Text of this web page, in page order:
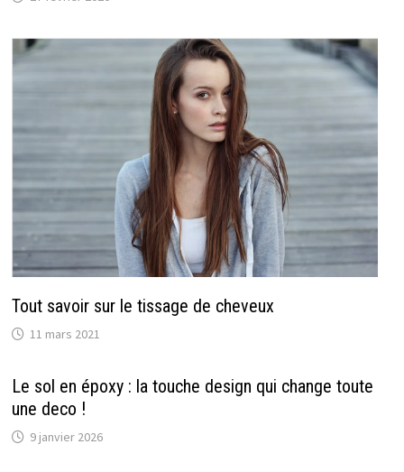
Tout savoir sur le tissage de cheveux
11 mars 2021
Le sol en époxy : la touche design qui change toute
une deco !
9 janvier 2026